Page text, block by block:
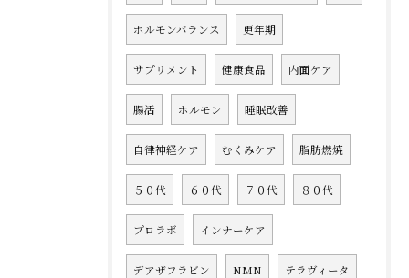
ホルモンバランス 更年期
サプリメント 健康食品 内面ケア
腸活 ホルモン 睡眠改善
自律神経ケア むくみケア 脂肪燃焼
５０代 ６０代 ７０代 ８０代
プロラボ インナーケア
デアザフラビン NMN テラヴィータ